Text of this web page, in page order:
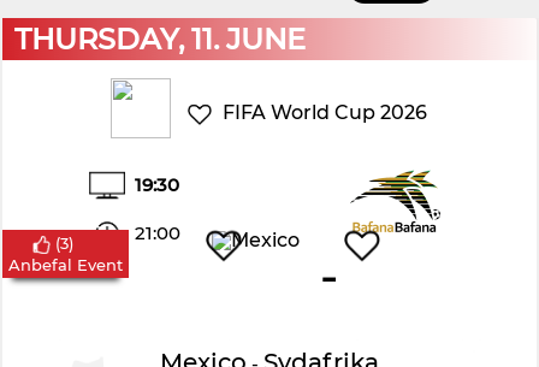
Kontakt
bruger
ind
THURSDAY, 11. JUNE
FIFA World Cup 2026
19:30
21:00
-
(3)
Anbefal Event